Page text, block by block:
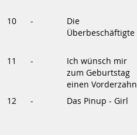
10 -
Die
Überbeschäftigte
11 -
Ich wünsch mir
zum Geburtstag
einen Vorderzahn
12 - Das Pinup - Girl